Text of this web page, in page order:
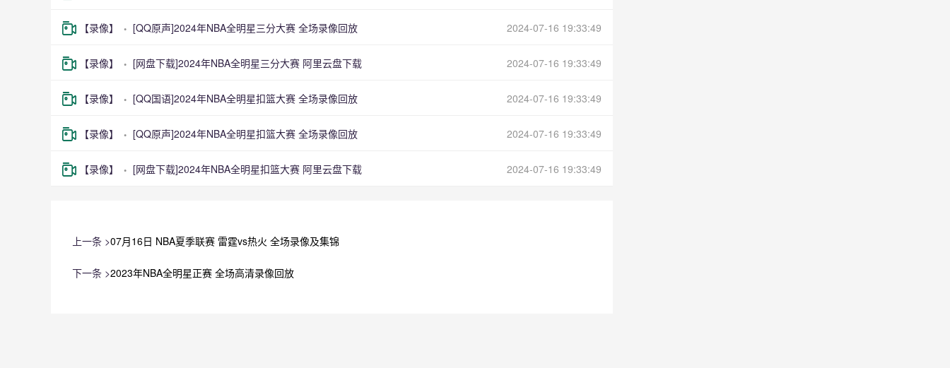
【录像】 [QQ原声]2024年NBA全明星三分大赛 全场录像回放 2024-07-16 19:33:49
【录像】 [网盘下载]2024年NBA全明星三分大赛 阿里云盘下载 2024-07-16 19:33:49
【录像】 [QQ国语]2024年NBA全明星扣篮大赛 全场录像回放 2024-07-16 19:33:49
【录像】 [QQ原声]2024年NBA全明星扣篮大赛 全场录像回放 2024-07-16 19:33:49
【录像】 [网盘下载]2024年NBA全明星扣篮大赛 阿里云盘下载 2024-07-16 19:33:49
上一条 >07月16日 NBA夏季联赛 雷霆vs热火 全场录像及集锦
下一条 >2023年NBA全明星正赛 全场高清录像回放